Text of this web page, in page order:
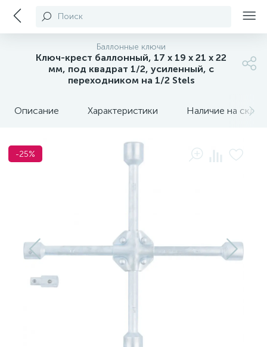
Поиск
Баллонные ключи
Ключ-крест баллонный, 17 х 19 х 21 х 22
мм, под квадрат 1/2, усиленный, с
переходником на 1/2 Stels
Описание Характеристики Наличие на
-25%